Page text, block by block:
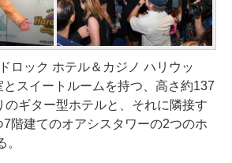
ロック ホテル＆カジノ ハリウッ
とスイートルームを持つ、高さ約137
のギター型ホテルと、それに隣接す
階建てのオアシスタワーの2つのホ